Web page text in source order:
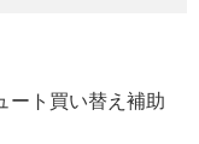
ート買い替え補助